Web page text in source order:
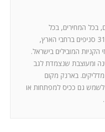
בכל המחירים, בכל
הסגנונות! רשת ג'נטלמן פרוסה ב-31 סניפים ברחבי הארץ,
הקניות המובילים בישראל.
ומעוצבת שנצמדת לגב
מדליקים. בארנק מקום
לשמש גם ככיס למפתחות או